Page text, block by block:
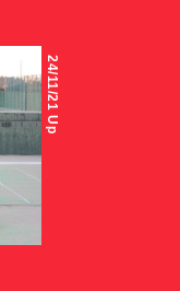
24/11/21 Up